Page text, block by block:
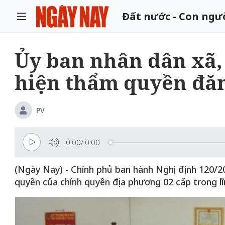
Đất nước - Con
Ủy ban nhân dân
hiện thẩm quyền
PV
0:00/ 0:00
(Ngày Nay) - Chính phủ ban hành Nghị định
quyền của chính quyền địa phương 02 cấp trong